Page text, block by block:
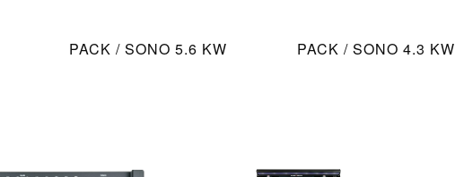
PACK / SONO 5.6 KW
PACK / SONO 4.3 KW